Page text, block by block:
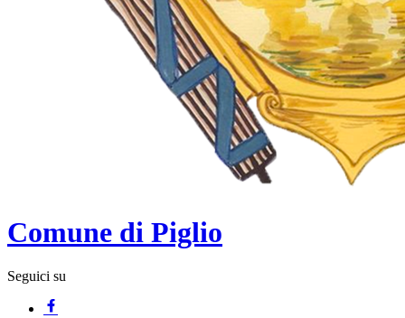
Comune di Piglio
Seguici su